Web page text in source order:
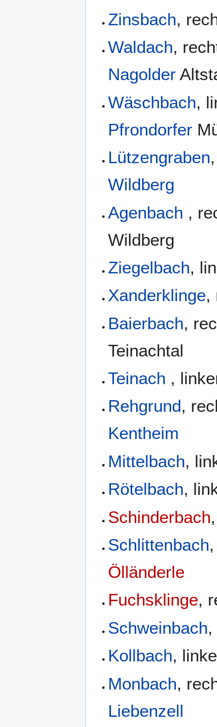
Zinsbach,
Waldach,
Nagolder
Wäschbach,
Pfrondorfer
Lützengraben
Wildberg
Agenbach ,
Wildberg
Ziegelbach,
Xanderklinge,
Baierbach,
Teinachtal
Teinach ,
Rehgrund,
Kentheim
Mittelbach,
Rötelbach,
Schinderbach
Schlittenbach
Ölländerle
Fuchsklinge,
Schweinbach
Kollbach,
Monbach,
Liebenzell